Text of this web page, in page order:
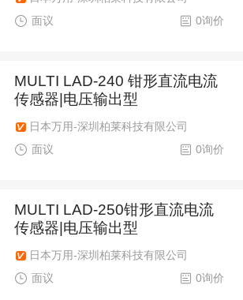
0询价
面议
MULTI LAD-240 钳形直流电流
传感器|电压输出型
日本万用-深圳柏莱科技有限公司
0询价
面议
MULTI LAD-250钳形直流电流
传感器|电压输出型
日本万用-深圳柏莱科技有限公司
0询价
面议